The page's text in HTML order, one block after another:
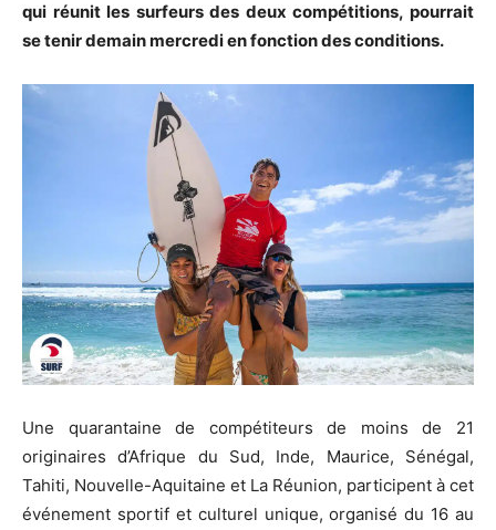
qui réunit les surfeurs des deux compétitions, pourrait
se tenir demain mercredi en fonction des conditions.
Une quarantaine de compétiteurs de moins de 21
originaires d’Afrique du Sud, Inde, Maurice, Sénégal,
Tahiti, Nouvelle-Aquitaine et La Réunion, participent à cet
événement sportif et culturel unique, organisé du 16 au